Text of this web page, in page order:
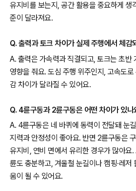
유지비를 보는지, 공간 활용을 중요하게 생
준이 달라져요.
Q. 출력과 토크 차이가 실제 주행에서 체감
A. 출력은 가속력과 직결되고, 토크는 초반
영향을 줘요. 도심 주행 위주인지, 고속도
감 차이가 달라질 수 있어요.
Q. 4륜구동과 2륜구동은 어떤 차이가 있나
A. 4륜구동은 네 바퀴에 동력이 전달돼 눈
지력과 안정성이 좋아요. 반면 2륜구동은
유지비, 연비 면에서 유리한 경우가 많아요
륜도 충분하고, 겨울철 눈길이나 캠핑·레
움이 될 수 있어요.